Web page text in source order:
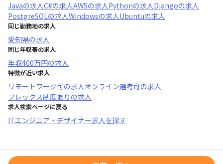
Javaの求人C#の求人AWSの求人Pythonの求人Djangoの求人
PostgreSQLの求人Windowsの求人Ubuntuの求人
同じ勤務地の求人
愛知県の求人
同じ年収帯の求人
年収400万円の求人
特徴が近い求人
リモートワーク可の求人オンライン選考可の求人
フレックス制度あり の求人
求人検索ページに戻る
ITエンジニア・デザイナー求人を探す